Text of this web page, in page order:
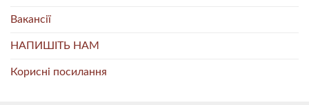
Вакансії
НАПИШІТЬ НАМ
Корисні посилання